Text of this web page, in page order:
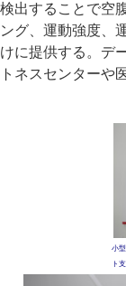
検出することで空
ング、運動強度、
けに提供する。デ
トネスセンターや
小
ト